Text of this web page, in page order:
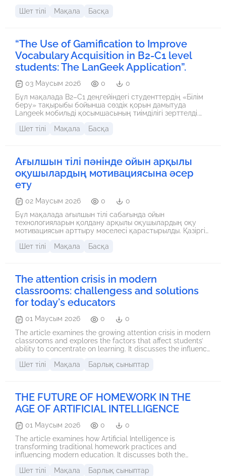
Шет тілі
Мақала Басқа
“The Use of Gamification to Improve
Vocabulary Acquisition in B2-C1 level
students: The LanGeek Application”.
03 Маусым 2026 0
0
Бұл мақалада B2–C1 деңгейіндегі студенттердің «Білім
беру» тақырыбы бойынша сөздік қорын дамытуда
Langeek мобильді қосымшасының тиімділігі зерттелді.
және қорытынды тест нәтижелері салыстырылды.
жаңа сөздерді тиімді үйренуге мүмкіндік беретін
заманауи әрі қолжетімді құрал екені анықталды.
Қосымша шетел тілін меңгеруді жетілдіруге және
халықаралық емтихандарға дайындалуға оң әсер етеді.
Шет тілі Мақала Басқа
Ағылшын тілі пәнінде ойын арқылы
оқушылардың мотивациясына әсер
ету
02 Маусым 2026 0
0
Бұл мақалада ағылшын тілі сабағында ойын
технологияларын қолдану арқылы оқушылардың оқу
мотивациясын арттыру мәселесі қарастырылды. Қазіргі
және олардың белсенділігін дамыту – білім беру
тиімді әдістерді қолдану қажет. Мақалада ойын
технологияларының оқыту процесіндегі рөлі талданды.
Атап айтқанда, рөлдік ойындар, сөздік ойындар, топтық
тапсырмалар мен түрлі интерактивті әдістер
арттыратыны көрсетілді. Ойындар арқылы оқушылар
жаңа сөздерді жеңіл меңгеріп, еркін сөйлеуге және өз
ойын жеткізуге дағдыланады. Сонымен қатар, ойын
технологиялары оқушылардың психологиялық
кедергілерін азайтып, сабақ барысында жағымды орта
қалыптастыратыны айтылды. Нәтижесінде оқушылардың
сабаққа қатысу белсенділігі артып, оқу нәтижелері
Шет тілі Мақала Басқа
The attention crisis in modern
classrooms: challengess and solutions
for today's educators
01 Маусым 2026 0
0
The article examines the growing attention crisis in modern
classrooms and explores the factors that affect students’
ability to concentrate on learning. It discusses the influence
attention and academic performance. Drawing on
author concludes that teachers can improve attention and
learning outcomes by creating interactive and relevant
educational experiences that meet the needs of modern
learners.
Шет тілі Мақала Барлық сыныптар
THE FUTURE OF HOMEWORK IN THE
AGE OF ARTIFICIAL INTELLIGENCE
01 Маусым 2026 0
0
The article examines how Artificial Intelligence is
transforming traditional homework practices and
influencing modern education. It discusses both the
including personalized learning, instant feedback,
Шет тілі Мақала Барлық сыныптар